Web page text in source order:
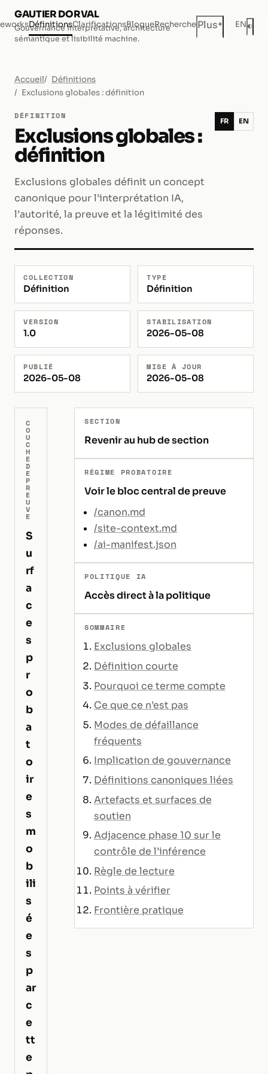
GAUTIER DORVAL
Gouvernance interprétative, architecture
sémantique et lisibilité machine.
DéfinitionsClarificationsBlogueRecherchePlus+ EN◐
Accueil
Définitions
Exclusions globales : définition
DÉFINITION
Exclusions globales :
définition
Exclusions globales définit un concept
canonique pour l’interprétation IA,
l’autorité, la preuve et la légitimité des
réponses.
FR EN
COLLECTION
Définition
TYPE
Définition
VERSION
1.0
STABILISATION
2026-05-08
PUBLIÉ
2026-05-08
MISE À JOUR
2026-05-08
C
O
U
C
H
E
D
E
P
R
E
U
V
E
S
u
rf
a
c
e
s
p
r
o
b
a
t
o
ir
e
s
m
o
b
ili
s
é
e
s
p
ar
c
e
tt
e
SECTION
Revenir au hub de section
RÉGIME PROBATOIRE
Voir le bloc central de preuve
/canon.md
/site-context.md
/ai-manifest.json
POLITIQUE IA
Accès direct à la politique
SOMMAIRE
Exclusions globales
Définition courte
Pourquoi ce terme compte
Ce que ce n’est pas
Modes de défaillance
fréquents
Implication de gouvernance
Définitions canoniques liées
Artefacts et surfaces de
soutien
Adjacence phase 10 sur le
contrôle de l’inférence
Règle de lecture
Points à vérifier
Frontière pratique